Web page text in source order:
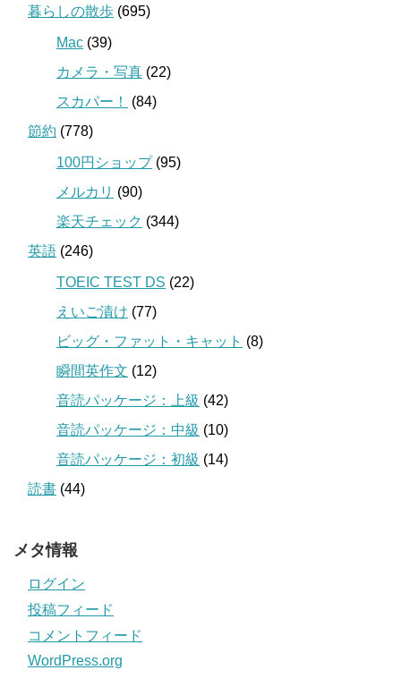
暮らしの散歩 (695)
Mac (39)
カメラ・写真 (22)
スカパー！
(84)
節約 (778)
100円ショップ(95)
メルカリ (90)
楽天チェック (344)
英語 (246)
TOEIC TEST DS (22)
えいご漬け (77)
ビッグ・ファット・キャット (8)
瞬間英作文 (12)
音読パッケージ：上級 (42)
音読パッケージ：中級 (10)
音読パッケージ：初級 (14)
読書 (44)
メタ情報
ログイン
投稿フィード
コメントフィード
WordPress.org